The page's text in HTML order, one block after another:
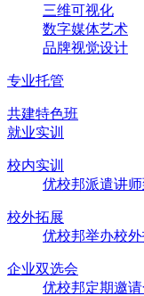
三维可视化
数字媒体艺术
品牌视觉设计
专业托管
共建特色班
就业实训
校内实训
优校邦派遣讲
校外拓展
优校邦举办校
企业双选会
优校邦定期邀